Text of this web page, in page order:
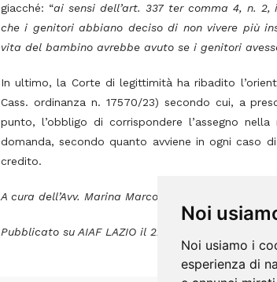
Noi
Noi usiamo i
esperienza di
giacché: “ai sensi dell’art. 337 ter comma 4, n.
che i genitori abbiano deciso di non vivere più
vita del bambino avrebbe avuto se i genitori
In ultimo, la Corte di legittimità ha ribadito
Cass. ordinanza n. 17570/23) secondo cui, a
punto, l’obbligo di corrispondere l’assegno
domanda, secondo quanto avviene in ogni caso
credito.
A cura dell’Avv. Marina Marconato
Pubblicato su AIAF LAZIO il 22.04.2024